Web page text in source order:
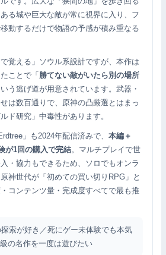
る城や巨大な敵が常に視界に入り、フ
動するだけで物語の予感が積み重なる
覚える」ソウル系設計ですが、本作は
ことで「勝てない敵がいたら別の場所
いう逃げ道が用意されています。武器・
は数百通りで、原神の凸厳選とはまっ
ド研究」中毒性があります。
」も2024年配信済みで、本編＋
が1回の購入で完結。マルチプレイで世
・協力もできるため、ソロでもオンラ
神世代が「初めての買い切りRPG」と
コンテンツ量・完成度すべてで最も推
探索が好き／死にゲー未体験でも本気
の名作を一度は遊びたい